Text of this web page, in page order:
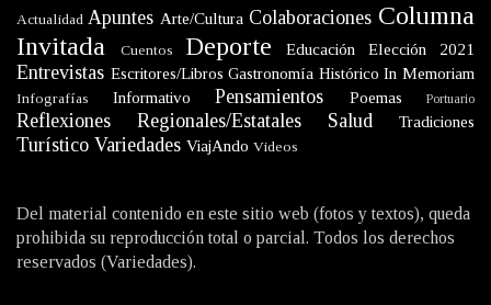
Actualidad Apuntes Arte/Cultura Colaboraciones Columna
Invitada
Cuentos Deporte Educación Elección 2021
Entrevistas Escritores/Libros Gastronomía Histórico In Memoriam
Infografías Informativo Pensamientos Poemas Portuario
Reflexiones Regionales/Estatales Salud Tradiciones
Turístico Variedades ViajAndo Videos
Del material contenido en este sitio web (fotos y textos), queda
prohibida su reproducción total o parcial. Todos los derechos
reservados (Variedades).